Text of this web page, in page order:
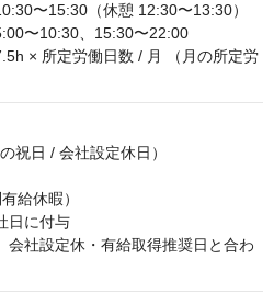
〜15:30（休憩 12:30〜13:30）
〜10:30、15:30〜22:00
× 所定労働日数 / 月 （月の所定労
祝日 / 会社設定休日）
給休暇）
日に付与
社設定休・有給取得推奨日と合わ